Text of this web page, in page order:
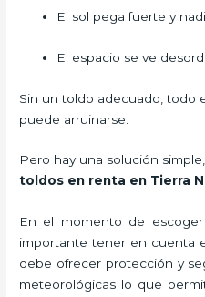
El sol pega fuerte y
El espacio se ve
Sin un toldo adecuado, todo
puede arruinarse.
Pero hay una solución
toldos en renta en Tierra
En el momento de
importante tener en cuenta
debe ofrecer protección y
meteorológicas lo que